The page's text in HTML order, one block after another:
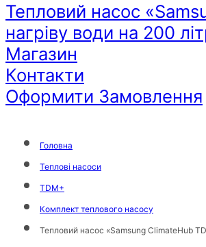
Тепловий насос
нагріву води на 200
Магазин
Контакти
Оформити Замовлення
Головна
Теплові насоси
TDM+
Комплект теплового насосу
Тепловий насос «Samsung ClimateHub